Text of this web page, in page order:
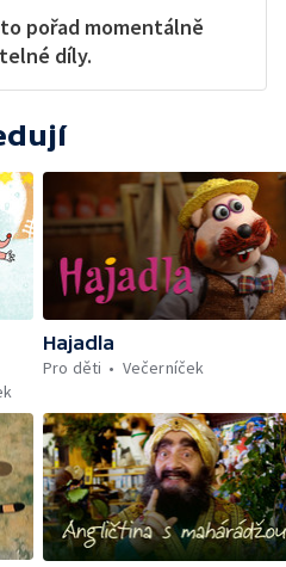
pořad momentálně
díly.
Hajadla
Pro děti
Večerníček